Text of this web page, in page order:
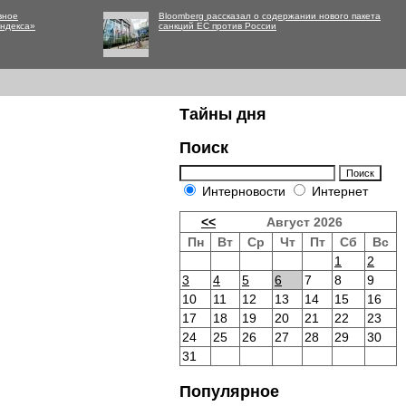
Bloomberg рассказал о содержании нового пакета
санкций ЕС против России
Тайны дня
Поиск
Интерновости Интернет
<<
Август 2026
Пн
Вт Ср Чт Пт Сб
Вс
1
2
3
4 5 6 7 8
9
10
11 12 13 14 15
16
17
18 19 20 21 22
23
24
25 26 27 28 29
30
31
Популярное